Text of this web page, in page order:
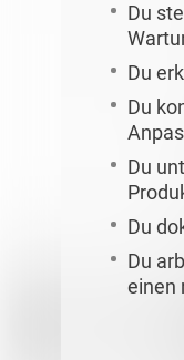
Du
Du
Du
Du
Du
Du
einen